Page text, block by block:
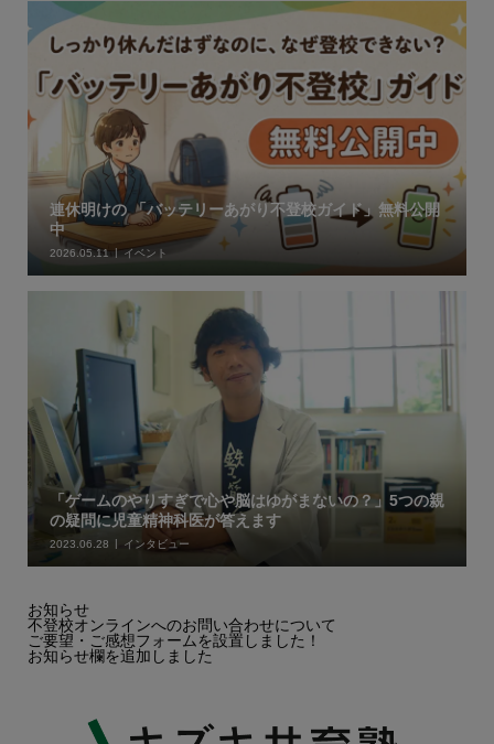
連休明けの 「バッテリーあがり不登校ガイド」無料公開
中
2026.05.11 イベント
「ゲームのやりすぎで心や脳はゆがまないの？」5つの親
の疑問に児童精神科医が答えます
2023.06.28 インタビュー
お知らせ
不登校オンラインへのお問い合わせについて
ご要望・ご感想フォームを設置しました！
お知らせ欄を追加しました